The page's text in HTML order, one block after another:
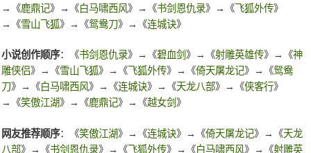
→《鹿鼎记》→《白马啸西风》→《书剑恩仇录》→《飞狐外传》
→《雪山飞狐》→《鸳鸯刀》→《连城诀》
小说创作顺序：《书剑恩仇录》→《碧血剑 》→《射雕英雄传》→《神
雕侠侣》→《雪山飞狐》→《飞狐外传》→《倚天屠龙记》→《鸳鸯
刀》→《白马啸西风》→《连城诀》→《天龙八部》→《侠客行》
→《笑傲江湖》→《鹿鼎记》→《越女剑 》
网友推荐顺序：《笑傲江湖》→《连城诀》→《倚天屠龙记》→《天龙
八部》→《书剑恩仇录》→《飞狐外传》→《白马啸西风》→《射雕英